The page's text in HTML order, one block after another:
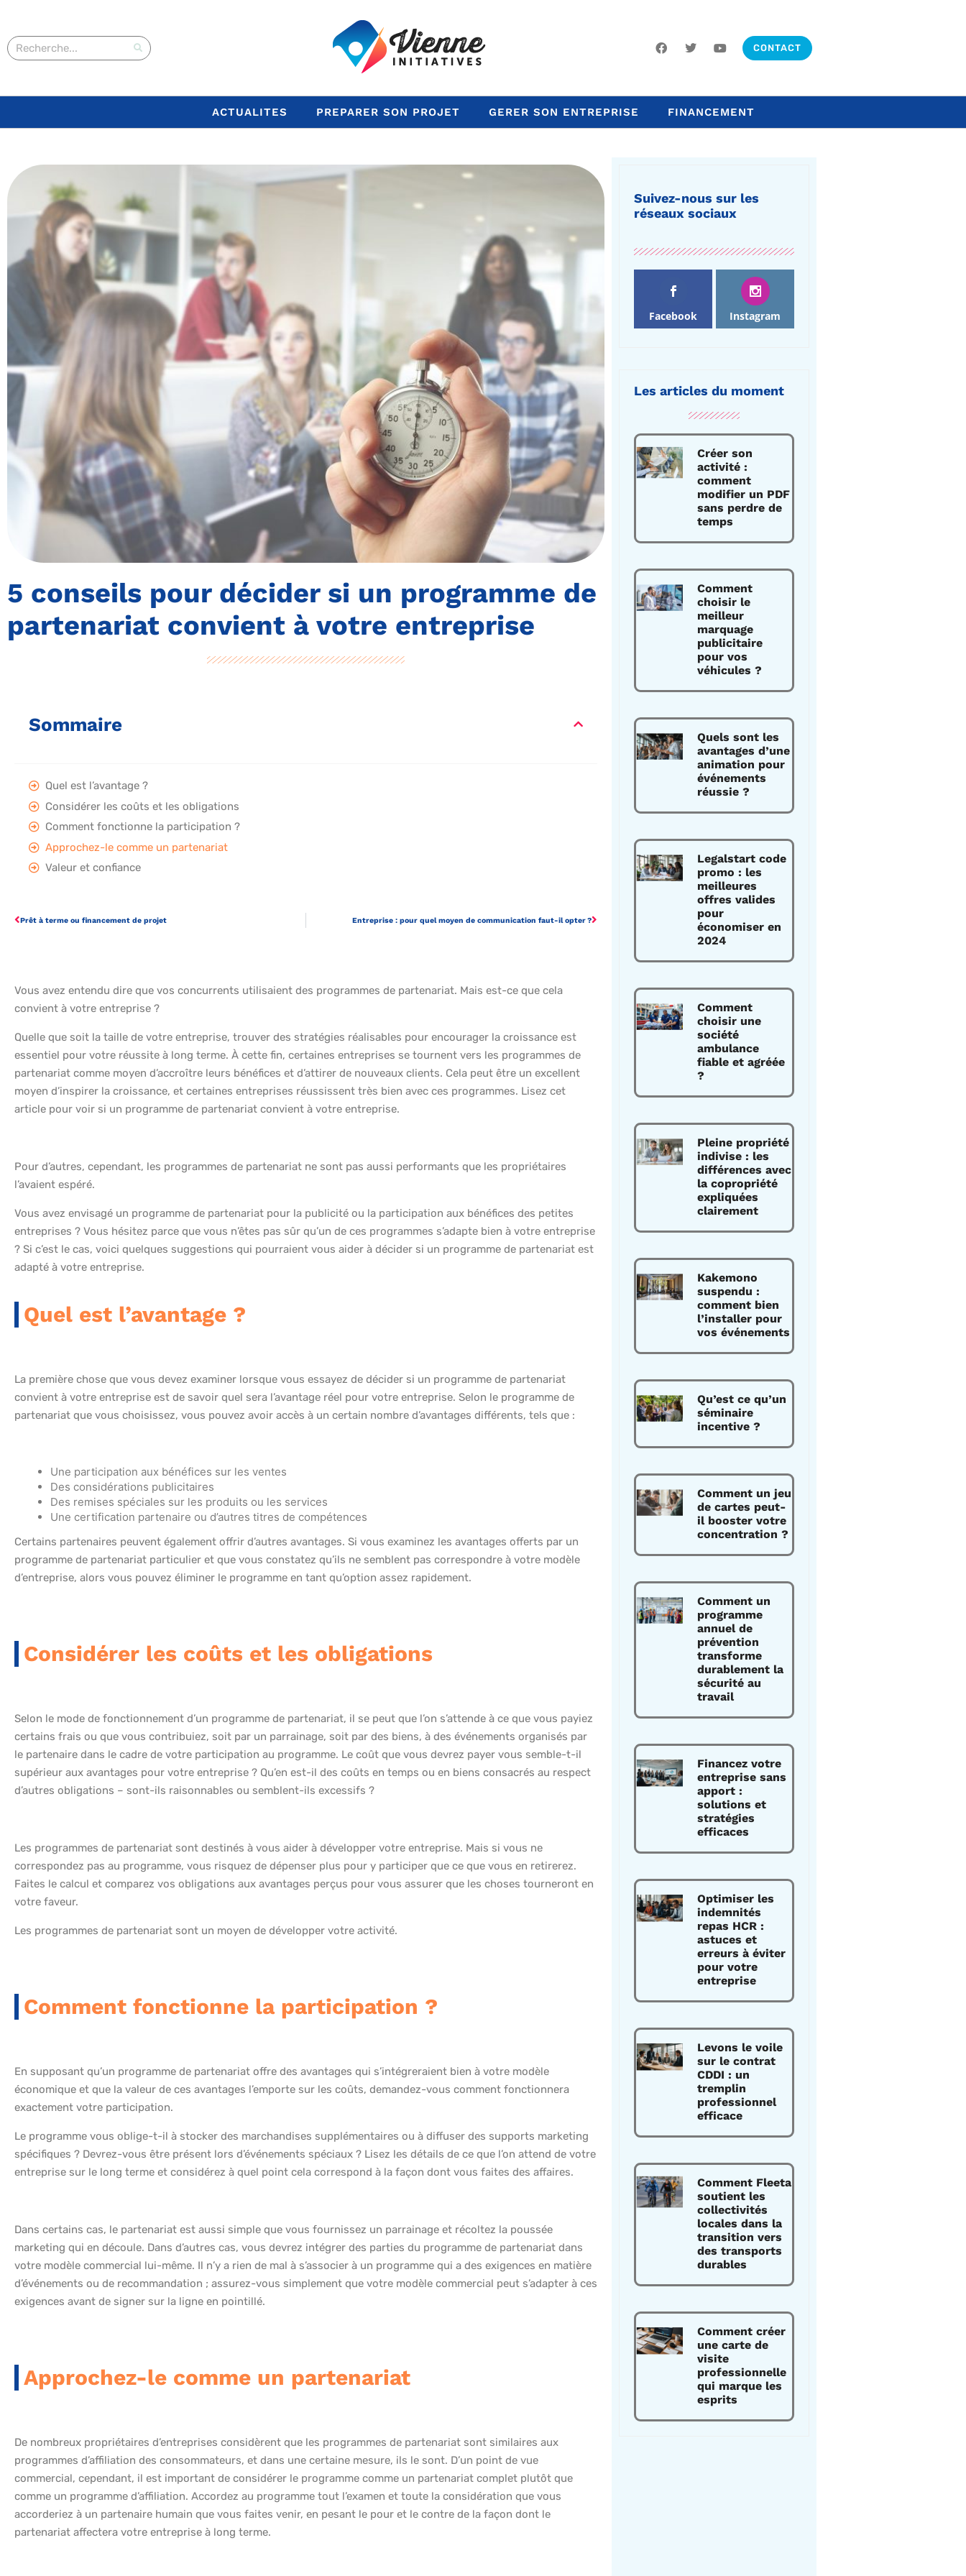
CONTACT
ACTUALITES PREPARER SON PROJET GERER SON ENTREPRISE FINANCEMENT
5 conseils pour décider si un programme de
partenariat convient à votre entreprise
Sommaire
Quel est l’avantage ?
Considérer les coûts et les obligations
Comment fonctionne la participation ?
Approchez-le comme un partenariat
Valeur et confiance
Prêt à terme ou financement de projet Entreprise : pour quel moyen de communication faut-il opter ?
Vous avez entendu dire que vos concurrents utilisaient des programmes de partenariat. Mais est-ce que cela
convient à votre entreprise ?
Quelle que soit la taille de votre entreprise, trouver des stratégies réalisables pour encourager la croissance est
essentiel pour votre réussite à long terme. À cette fin, certaines entreprises se tournent vers les programmes de
partenariat comme moyen d’accroître leurs bénéfices et d’attirer de nouveaux clients. Cela peut être un excellent
moyen d’inspirer la croissance, et certaines entreprises réussissent très bien avec ces programmes. Lisez cet
article pour voir si un programme de partenariat convient à votre entreprise.
Pour d’autres, cependant, les programmes de partenariat ne sont pas aussi performants que les propriétaires
l’avaient espéré.
Vous avez envisagé un programme de partenariat pour la publicité ou la participation aux bénéfices des petites
entreprises ? Vous hésitez parce que vous n’êtes pas sûr qu’un de ces programmes s’adapte bien à votre entreprise
? Si c’est le cas, voici quelques suggestions qui pourraient vous aider à décider si un programme de partenariat est
adapté à votre entreprise.
Quel est l’avantage ?
La première chose que vous devez examiner lorsque vous essayez de décider si un programme de partenariat
convient à votre entreprise est de savoir quel sera l’avantage réel pour votre entreprise. Selon le programme de
partenariat que vous choisissez, vous pouvez avoir accès à un certain nombre d’avantages différents, tels que :
Une participation aux bénéfices sur les ventes
Des considérations publicitaires
Des remises spéciales sur les produits ou les services
Une certification partenaire ou d’autres titres de compétences
Certains partenaires peuvent également offrir d’autres avantages. Si vous examinez les avantages offerts par un
programme de partenariat particulier et que vous constatez qu’ils ne semblent pas correspondre à votre modèle
d’entreprise, alors vous pouvez éliminer le programme en tant qu’option assez rapidement.
Considérer les coûts et les obligations
Selon le mode de fonctionnement d’un programme de partenariat, il se peut que l’on s’attende à ce que vous payiez
certains frais ou que vous contribuiez, soit par un parrainage, soit par des biens, à des événements organisés par
le partenaire dans le cadre de votre participation au programme. Le coût que vous devrez payer vous semble-t-il
supérieur aux avantages pour votre entreprise ? Qu’en est-il des coûts en temps ou en biens consacrés au respect
d’autres obligations – sont-ils raisonnables ou semblent-ils excessifs ?
Les programmes de partenariat sont destinés à vous aider à développer votre entreprise. Mais si vous ne
correspondez pas au programme, vous risquez de dépenser plus pour y participer que ce que vous en retirerez.
Faites le calcul et comparez vos obligations aux avantages perçus pour vous assurer que les choses tourneront en
votre faveur.
Les programmes de partenariat sont un moyen de développer votre activité.
Comment fonctionne la participation ?
En supposant qu’un programme de partenariat offre des avantages qui s’intégreraient bien à votre modèle
économique et que la valeur de ces avantages l’emporte sur les coûts, demandez-vous comment fonctionnera
exactement votre participation.
Le programme vous oblige-t-il à stocker des marchandises supplémentaires ou à diffuser des supports marketing
spécifiques ? Devrez-vous être présent lors d’événements spéciaux ? Lisez les détails de ce que l’on attend de votre
entreprise sur le long terme et considérez à quel point cela correspond à la façon dont vous faites des affaires.
Dans certains cas, le partenariat est aussi simple que vous fournissez un parrainage et récoltez la poussée
marketing qui en découle. Dans d’autres cas, vous devrez intégrer des parties du programme de partenariat dans
votre modèle commercial lui-même. Il n’y a rien de mal à s’associer à un programme qui a des exigences en matière
d’événements ou de recommandation ; assurez-vous simplement que votre modèle commercial peut s’adapter à ces
exigences avant de signer sur la ligne en pointillé.
Approchez-le comme un partenariat
De nombreux propriétaires d’entreprises considèrent que les programmes de partenariat sont similaires aux
programmes d’affiliation des consommateurs, et dans une certaine mesure, ils le sont. D’un point de vue
commercial, cependant, il est important de considérer le programme comme un partenariat complet plutôt que
comme un programme d’affiliation. Accordez au programme tout l’examen et toute la considération que vous
accorderiez à un partenaire humain que vous faites venir, en pesant le pour et le contre de la façon dont le
partenariat affectera votre entreprise à long terme.
Suivez-nous sur les
réseaux sociaux
Facebook Instagram
Les articles du moment
Créer son
activité :
comment
modifier un PDF
sans perdre de
temps
Comment
choisir le
meilleur
marquage
publicitaire
pour vos
véhicules ?
Quels sont les
avantages d’une
animation pour
événements
réussie ?
Legalstart code
promo : les
meilleures
offres valides
pour
économiser en
2024
Comment
choisir une
société
ambulance
fiable et agréée
?
Pleine propriété
indivise : les
différences avec
la copropriété
expliquées
clairement
Kakemono
suspendu :
comment bien
l’installer pour
vos événements
Qu’est ce qu’un
séminaire
incentive ?
Comment un jeu
de cartes peut-
il booster votre
concentration ?
Comment un
programme
annuel de
prévention
transforme
durablement la
sécurité au
travail
Financez votre
entreprise sans
apport :
solutions et
stratégies
efficaces
Optimiser les
indemnités
repas HCR :
astuces et
erreurs à éviter
pour votre
entreprise
Levons le voile
sur le contrat
CDDI : un
tremplin
professionnel
efficace
Comment Fleeta
soutient les
collectivités
locales dans la
transition vers
des transports
durables
Comment créer
une carte de
visite
professionnelle
qui marque les
esprits